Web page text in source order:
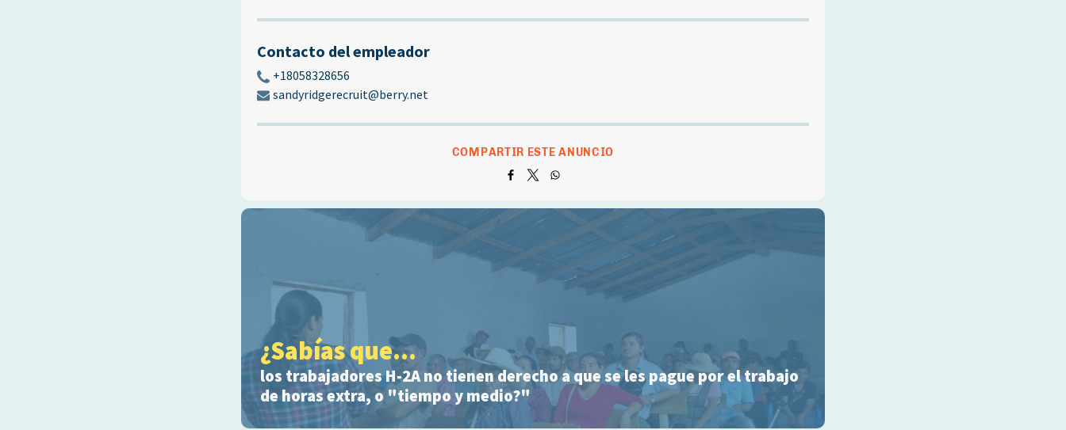
Contacto del empleador
+18058328656
sandyridgerecruit@berry.net
COMPARTIR ESTE ANUNCIO
¿Sabías que...
los trabajadores H-2A no tienen derecho a que se les pague por el trabajo
de horas extra, o "tiempo y medio?"